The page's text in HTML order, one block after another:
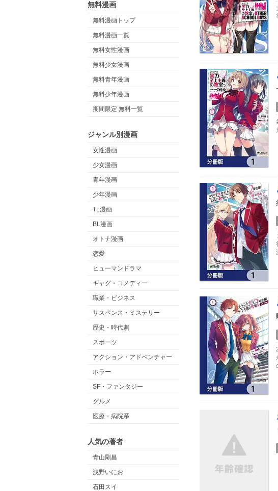
無料漫画
無料漫画トップ
無料漫画一覧
無料女性漫画
無料少女漫画
無料青年漫画
無料少年漫画
期間限定 無料一覧
ジャンル別漫画
女性漫画
少女漫画
青年漫画
少年漫画
TL漫画
BL漫画
オトナ漫画
恋愛
ヒューマンドラマ
ギャグ・コメディー
職業・ビジネス
サスペンス・ミステリー
歴史・時代劇
スポーツ
アクション・アドベンチャー
ホラー
SF・ファンタジー
グルメ
医療・病院系
人気の著者
青山剛昌
浅野いにお
石田スイ